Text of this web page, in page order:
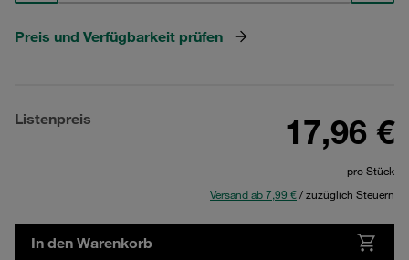
Preis und Verfügbarkeit prüfen
Listenpreis 17,96 €
pro Stück
Versand ab 7,99 €/ zuzüglich Steuern
In den Warenkorb